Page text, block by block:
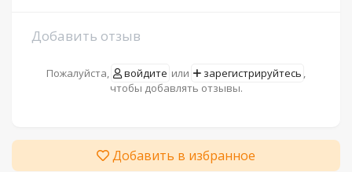
Добавить отзыв
Пожалуйста, войдите или зарегистрируйтесь ,
чтобы добавлять отзывы.
Добавить в избранное